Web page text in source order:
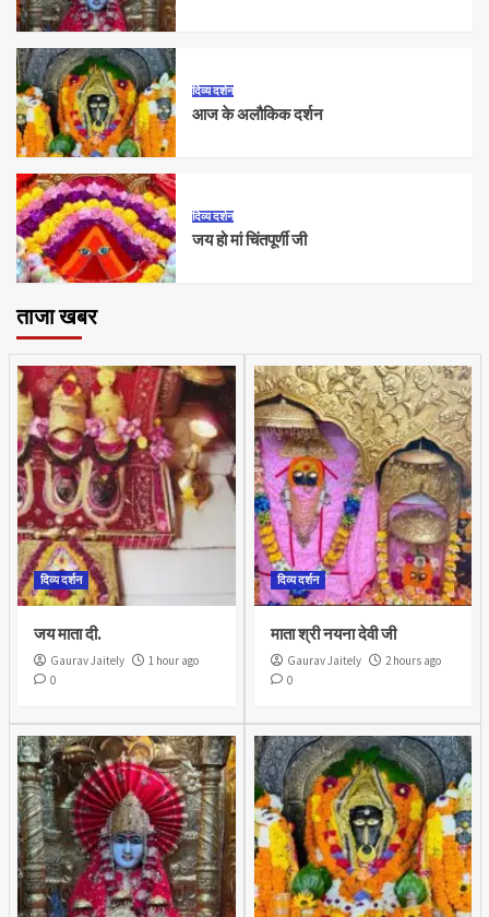
दिव्य दर्शन
आज के अलौकिक दर्शन
दिव्य दर्शन
जय हो मां चिंतपूर्णी जी
ताजा खबर
दिव्य दर्शन
जय माता दी.
Gaurav Jaitely
1 hour ago
0
दिव्य दर्शन
माता श्री नयना देवी जी
Gaurav Jaitely
2 hours ago
0